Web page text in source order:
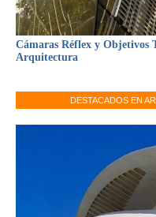
Cámaras Réflex y
Arquitectura
DESTACADOS EN